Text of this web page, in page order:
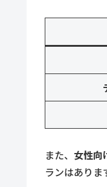
また、 女性向
ランはありま